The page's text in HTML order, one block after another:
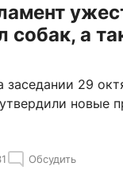
собак, а
заседании 29
новые
Обсудить